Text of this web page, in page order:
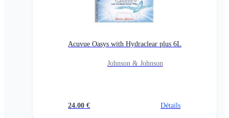
Acuvue Oasys with Hydraclear plus 6L
Johnson & Johnson
24.00 € Détails